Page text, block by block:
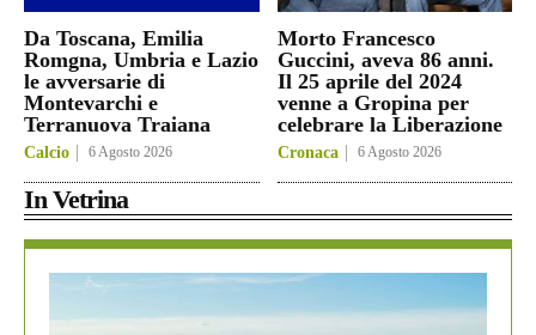
Da Toscana, Emilia
Romgna, Umbria e Lazio
le avversarie di
Montevarchi e
Terranuova Traiana
Calcio 6 Agosto 2026
Morto Francesco
Guccini, aveva 86 anni.
Il 25 aprile del 2024
venne a Gropina per
celebrare la Liberazione
Cronaca 6 Agosto 2026
In Vetrina